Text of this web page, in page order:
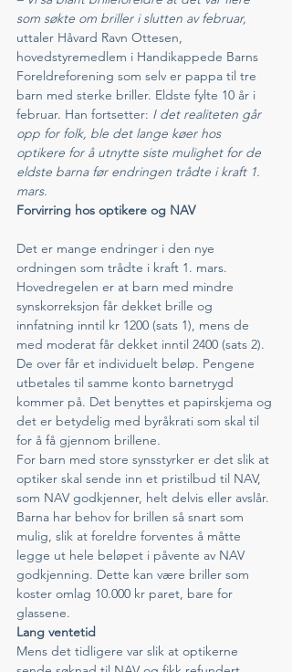
som søkte om briller i slutten av februar,
uttaler Håvard Ravn Ottesen,
hovedstyremedlem i Handikappede Barns
Foreldreforening som selv er pappa til tre
barn med sterke briller. Eldste fylte 10 år i
februar. Han fortsetter: I det realiteten går
opp for folk, ble det lange køer hos
optikere for å utnytte siste mulighet for de
eldste barna før endringen trådte i kraft 1.
mars.
Forvirring hos optikere og NAV
Det er mange endringer i den nye
ordningen som trådte i kraft 1. mars.
Hovedregelen er at barn med mindre
synskorreksjon får dekket brille og
innfatning inntil kr 1200 (sats 1), mens de
med moderat får dekket inntil 2400 (sats 2).
De over får et individuelt beløp. Pengene
utbetales til samme konto barnetrygd
kommer på. Det benyttes et papirskjema og
det er betydelig med byråkrati som skal til
for å få gjennom brillene.
For barn med store synsstyrker er det slik at
optiker skal sende inn et pristilbud til NAV,
som NAV godkjenner, helt delvis eller avslår.
Barna har behov for brillen så snart som
mulig, slik at foreldre forventes å måtte
legge ut hele beløpet i påvente av NAV
godkjenning. Dette kan være briller som
koster omlag 10.000 kr paret, bare for
glassene.
Lang ventetid
Mens det tidligere var slik at optikerne